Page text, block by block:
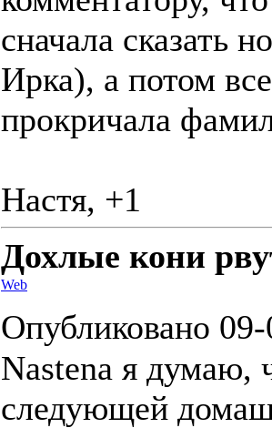
сначала сказать
Ирка), а потом
прокричала
Настя, +1
Дохлые кони
Web
Опубликовано
Nastena я думаю,
следующей